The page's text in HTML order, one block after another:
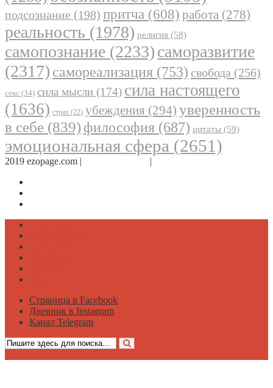
подсознание (198) притча (608) работа (278)
реальность (1978) религия (58)
самопознание (2233)саморазвитие
(2317) самореализация (753) свобода (256)
секс (34) сила мысли (174) сила настоящего
(1636) страх (22) убеждения (294) уверенность
в себе (839) философия (687) цитаты (59)
эмоциональная сфера (2651)
2019 ezopage.com | |
Страница в Facebook
Дневник в Instagram
Канал Telegram